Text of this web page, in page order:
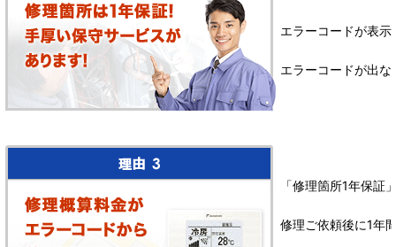
エラーコードが表
エラーコードが出
「修理箇所1年保証
修理ご依頼後に1年